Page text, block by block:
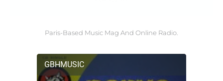
Paris-Based Music Mag And Online Radio.